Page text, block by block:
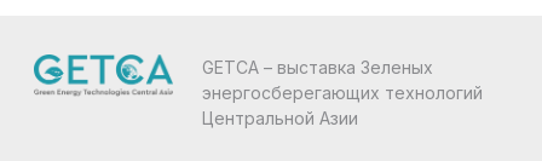
GETCA – выставка Зеленых
энергосберегающих технологий
Центральной Азии